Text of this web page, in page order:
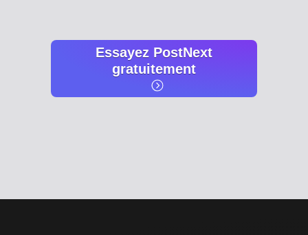
Essayez PostNext
gratuitement